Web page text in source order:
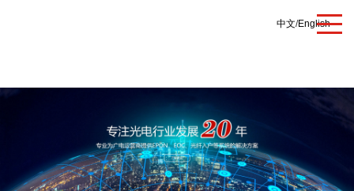
中文/English